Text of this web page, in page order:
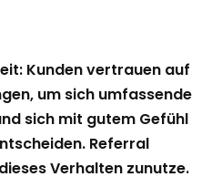
Kunden vertrauen auf
um sich umfassende
sich mit gutem Gefühl
Referral
Verhalten zunutze.